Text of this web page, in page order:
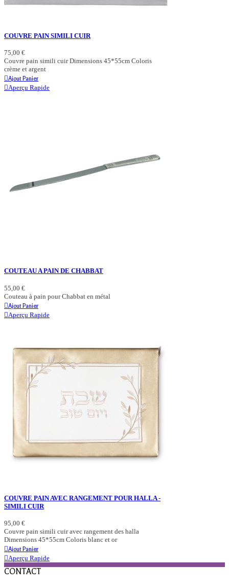
COUVRE PAIN SIMILI CUIR
75,00 €
Couvre pain simili cuir Dimensions 45*55cm Coloris
crème et argent
Ajout Panier
Aperçu Rapide
COUTEAU A PAIN DE CHABBAT
55,00 €
Couteau à pain pour Chabbat en métal
Ajout Panier
Aperçu Rapide
COUVRE PAIN AVEC RANGEMENT POUR HALLA -
SIMILI CUIR
95,00 €
Couvre pain simili cuir avec rangement des halla
Dimensions 45*55cm Coloris blanc et or
Ajout Panier
Aperçu Rapide
CONTACT